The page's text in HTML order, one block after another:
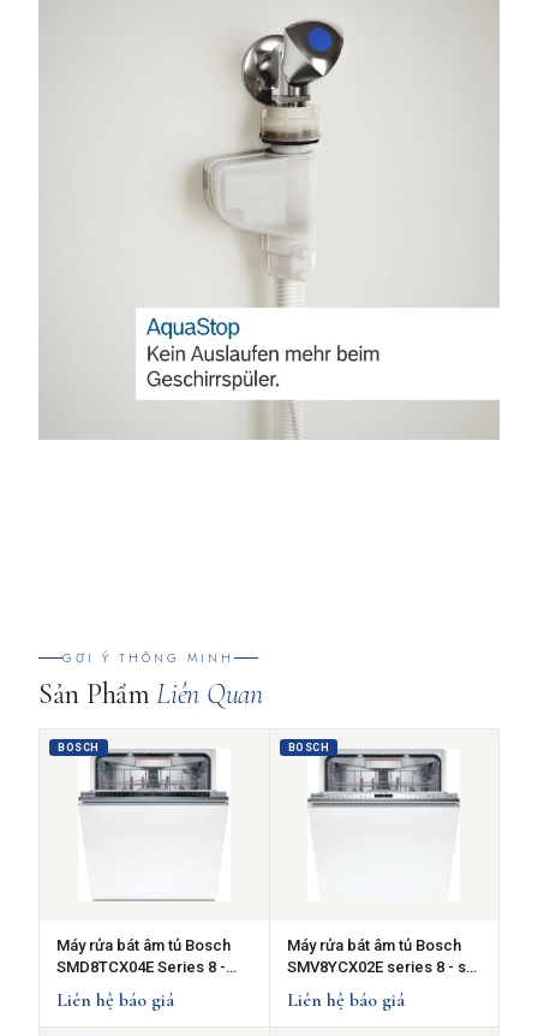
GỢI Ý THÔNG MINH
Sản PhẩmLiên Quan
BOSCH
Máy rửa bát âm tủ Bosch
SMD8TCX04E Series 8 -
Diệt khuẩn - Sấy Zeolith
Liên hệ báo giá
BOSCH
Máy rửa bát âm tủ Bosch
SMV8YCX02E series 8 - sấy
Zeolith
Liên hệ báo giá